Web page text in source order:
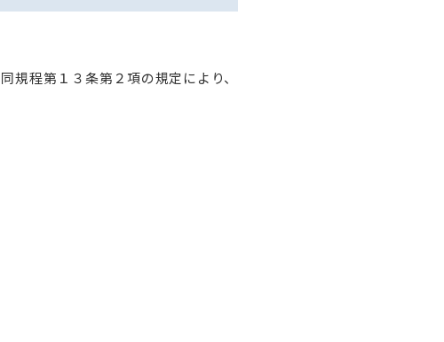
程第１３条第２項の規定により、